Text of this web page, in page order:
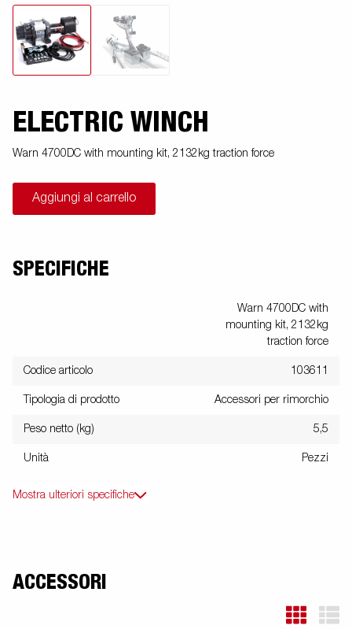
ELECTRIC WINCH
Warn 4700DC with mounting kit, 2132kg traction force
Aggiungi al carrello
SPECIFICHE
Warn 4700DC with
mounting kit, 2132kg
traction force
Codice articolo 103611
Tipologia di prodotto Accessori per rimorchio
Peso netto (kg) 5,5
Unità Pezzi
Mostra ulteriori specifiche
ACCESSORI